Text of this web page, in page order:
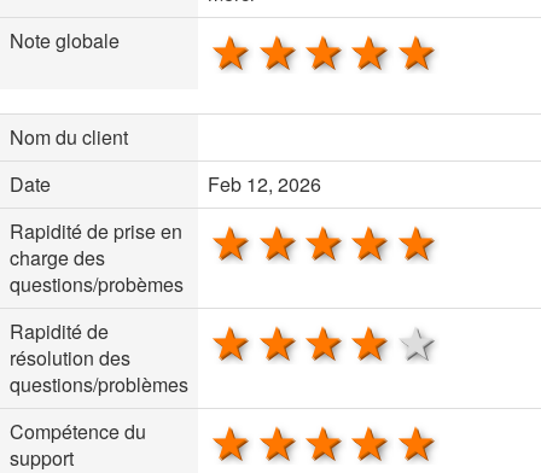
Note globale
4 stars
3 stars
2 stars
1 star
Nom du client
Date
Feb 12, 2026
Rapidité de prise en
charge des
questions/probèmes
4 stars
3 stars
2 stars
1 star
Rapidité de
résolution des
questions/problèmes
4 stars
3 stars
2 stars
1 star
Compétence du
support
4 stars
3 stars
2 stars
1 star